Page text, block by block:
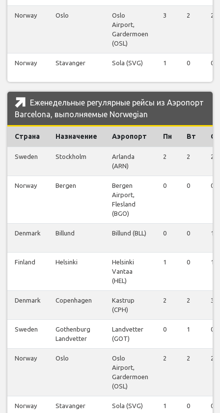
Norway Oslo
Oslo
Airport,
Gardermoen
(OSL)
3 2 2
Norway Stavanger Sola (SVG) 1 0 0
Еженедельные регулярные рейсы из Аэропорт
Barcelona, выполняемые Norwegian
Страна Назначение Аэропорт Пн Вт Ср
Sweden Stockholm
Arlanda
(ARN)
2 2 2
Norway Bergen
Bergen
Airport,
Flesland
(BGO)
0 0 0
Denmark Billund Billund (BLL) 0 0 1
Finland Helsinki
Helsinki
Vantaa
(HEL)
1 0 1
Denmark Copenhagen
Kastrup
(CPH)
2 2 3
Sweden
Gothenburg
Landvetter
Landvetter
(GOT)
0 1 0
Norway Oslo
Oslo
Airport,
Gardermoen
(OSL)
2 2 2
Norway Stavanger Sola (SVG) 1 0 0